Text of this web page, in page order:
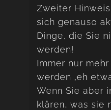
Zweiter
sich genauso
Dinge, die Sie
werden!
Immer nur
werden ‚eh
Wenn Sie aber
klären, was sie